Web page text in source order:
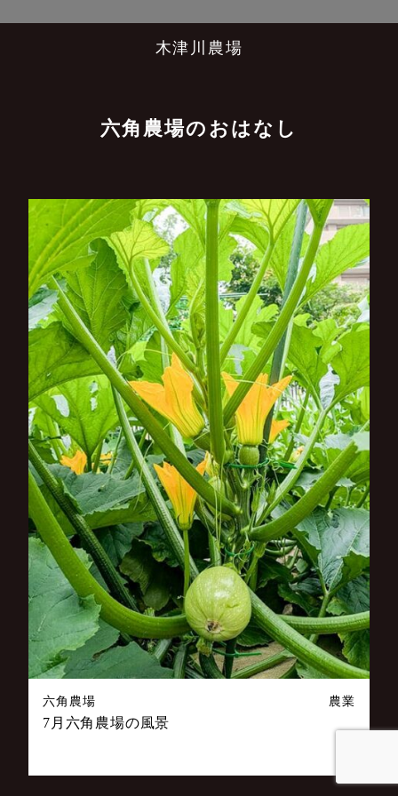
木津川農場
六角農場のおはなし
六角農場 農業
7月六角農場の風景